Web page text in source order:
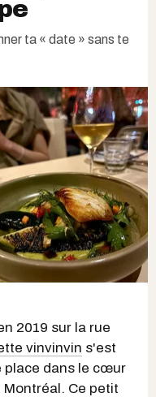
ta « date » sans te
2019 sur la rue
vinvinvin s'est
place dans le cœur
Ce petit